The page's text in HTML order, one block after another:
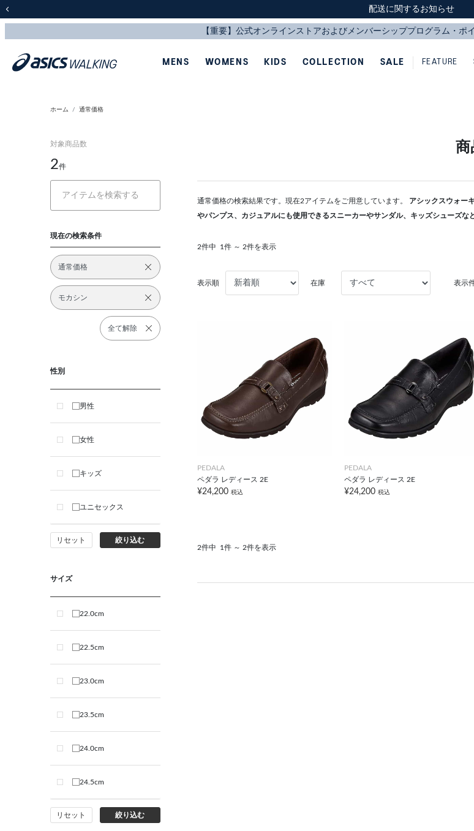
スクスク（SUKU2）価格改定のお知
配送に関するお知らせ
スクスク（SUKU2）価格改定のお知
配送に関するお知らせ
MENS WOMENS KIDS COLLECTION SALE FEATURE
ホーム 通常価格
対象商品数
2件
現在の検索条件
通常価格
モカシン
全て解除
性別
男性
女性
キッズ
ユニセックス
リセット 絞り込む
サイズ
22.0cm
22.5cm
23.0cm
23.5cm
24.0cm
24.5cm
リセット 絞り込む
商
通常価格の検索結果です。現在2アイテムをご用意しています。 アシックスウォー
やパンプス、カジュアルにも使用できるスニーカーやサンダル、キッズシューズな
2件中 1件 ～ 2件を表示
表示順 在庫 表示
PEDALA
ペダラ レディース 2E
¥24,200 税込
PEDALA
ペダラ レディース 2E
¥24,200 税込
2件中 1件 ～ 2件を表示